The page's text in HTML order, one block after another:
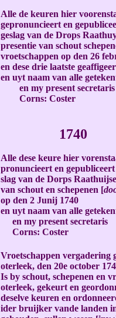
Alle de keuren hier
gepronuncieert en
geslag van de Drops
presentie van schout
vroetschappen op den 26
en dese drie laatste
en uyt naam van alle
en my present secretaris
Corns: Coster
1740
Alle dese keure hier
pronuncieert en
slag van de Dorps
van schout en schepenen [
op den 2 Junij 1740
en uyt naam van alle
en my present secretaris
Corns: Coster
Vroetschappen vergadering
oterleek, den 20e october
Is by schout, schepenen en
oterleek, gekeurt en
deselve keuren en
ider bruijker vande landen